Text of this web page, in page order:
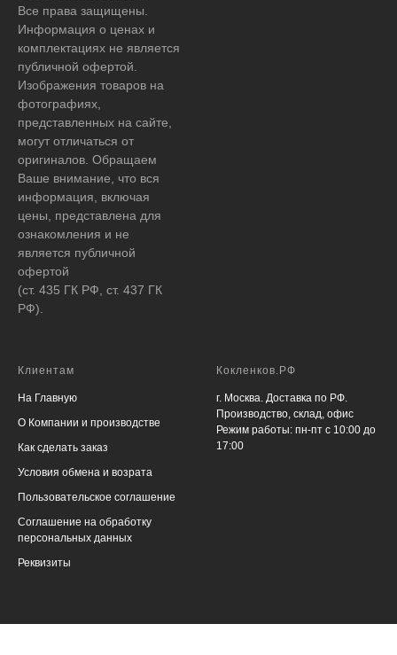
Все права защищены.
Информация о ценах и
комплектациях не является
публичной офертой.
Изображения товаров на
фотографиях,
представленных на сайте,
могут отличаться от
оригиналов. Обращаем
Ваше внимание, что вся
информация, включая
цены, представлена для
ознакомления и не
является публичной
офертой
(ст. 435 ГК РФ, ст. 437 ГК
РФ).
Клиентам
На Главную
О Компании и производстве
Как сделать заказ
Условия обмена и возрата
Пользовательское соглашение
Соглашение на обработку
персональных данных
Реквизиты
Кокленков.РФ
г. Москва. Доставка по РФ.
Производство, склад, офис
Режим работы: пн-пт с 10:00 до
17:00